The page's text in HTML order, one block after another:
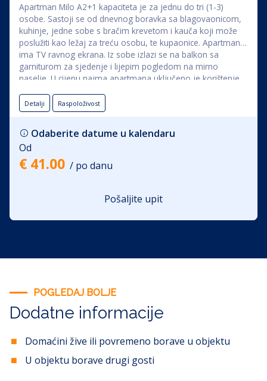
Apartman Milo A2+1 kapaciteta je za jednu do tri (1-3)
osobe. Sastoji se od dnevnog boravka sa blagovaonicom,
kuhinje, jedne sobe s bračim krevetom i kauča koji može
poslužiti kao ležaj za treću osobu, te kupaonice. Apartman
ima TV ravnog ekrana. Iz sobe izlazi se na balkon sa
garniturom za sjedenje i lijepim pogledom na mirno
naselje. U cijenu najma apartmana uključeno je korištenje
Detalji Raspoloživost
Odaberite datume u kalendaru
Od
€ 41.00 / po danu
Pošaljite upit
POGLEDAJ BOLJE
Dodatne informacije
Domaćini žive ili povremeno borave u objektu
U objektu borave drugi gosti